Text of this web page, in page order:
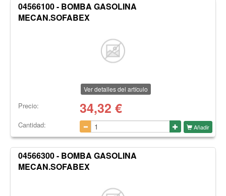
04566100 - BOMBA GASOLINA
MECAN.SOFABEX
Ver detalles del artículo
Precio: 34,32 €
Cantidad: Añadir
04566300 - BOMBA GASOLINA
MECAN.SOFABEX